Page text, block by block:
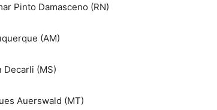
Pinto Damasceno (RN)
(AM)
Decarli (MS)
Auerswald (MT)